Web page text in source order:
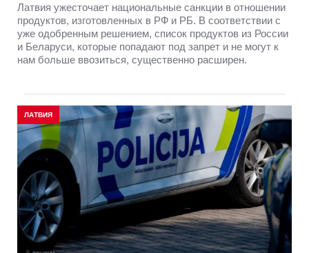
Латвия ужесточает национальные санкции в отношении
продуктов, изготовленных в РФ и РБ. В соответствии с
уже одобренным решением, список продуктов из России
и Беларуси, которые попадают под запрет и не могут к
нам больше ввозиться, существенно расширен.
ЛАТВИЯ